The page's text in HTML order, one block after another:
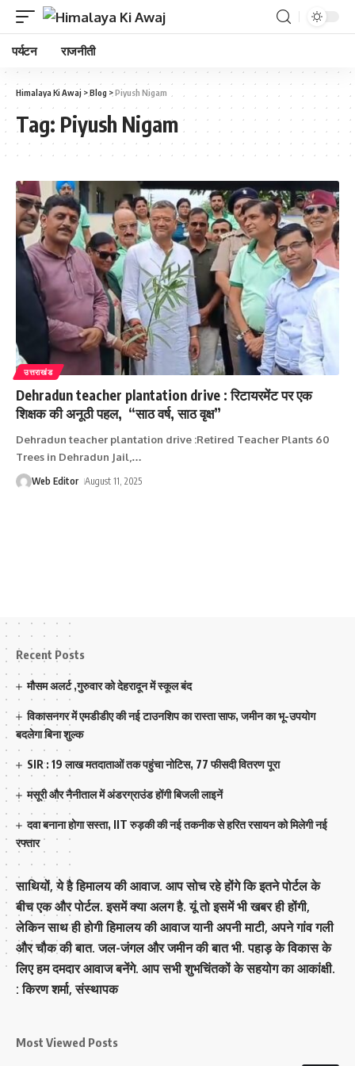
पर्यटन राजनीती
Himalaya Ki Awaj >Blog >Piyush Nigam
Tag: Piyush Nigam
उत्तराखंड
Dehradun teacher plantation drive : रिटायरमेंट पर एक
शिक्षक की अनूठी पहल, “साठ वर्ष, साठ वृक्ष”
Dehradun teacher plantation drive :Retired Teacher Plants 60
Trees in Dehradun Jail, …
Web Editor August 11, 2025
Recent Posts
मौसम अलर्ट ,गुरुवार को देहरादून में स्कूल बंद
विकासनगर में एमडीडीए की नई टाउनशिप का रास्ता साफ, जमीन का भू-उपयोग
बदलेगा बिना शुल्क
SIR : 19 लाख मतदाताओं तक पहुंचा नोटिस, 77 फीसदी वितरण पूरा
मसूरी और नैनीताल में अंडरग्राउंड होंगी बिजली लाइनें
दवा बनाना होगा सस्ता, IIT रुड़की की नई तकनीक से हरित रसायन को मिलेगी नई
रफ्तार
साथियों, ये है हिमालय की आवाज. आप सोच रहे होंगे कि इतने पोर्टल के
बीच एक और पोर्टल. इसमें क्या अलग है. यूं तो इसमें भी खबर ही होंगी,
लेकिन साथ ही होगी हिमालय की आवाज यानी अपनी माटी, अपने गांव गली
और चौक की बात. जल-जंगल और जमीन की बात भी. पहाड़ के विकास के
लिए हम दमदार आवाज बनेंगे. आप सभी शुभचिंतकों के सहयोग का आकांक्षी.
: किरण शर्मा, संस्‍थापक
Most Viewed Posts